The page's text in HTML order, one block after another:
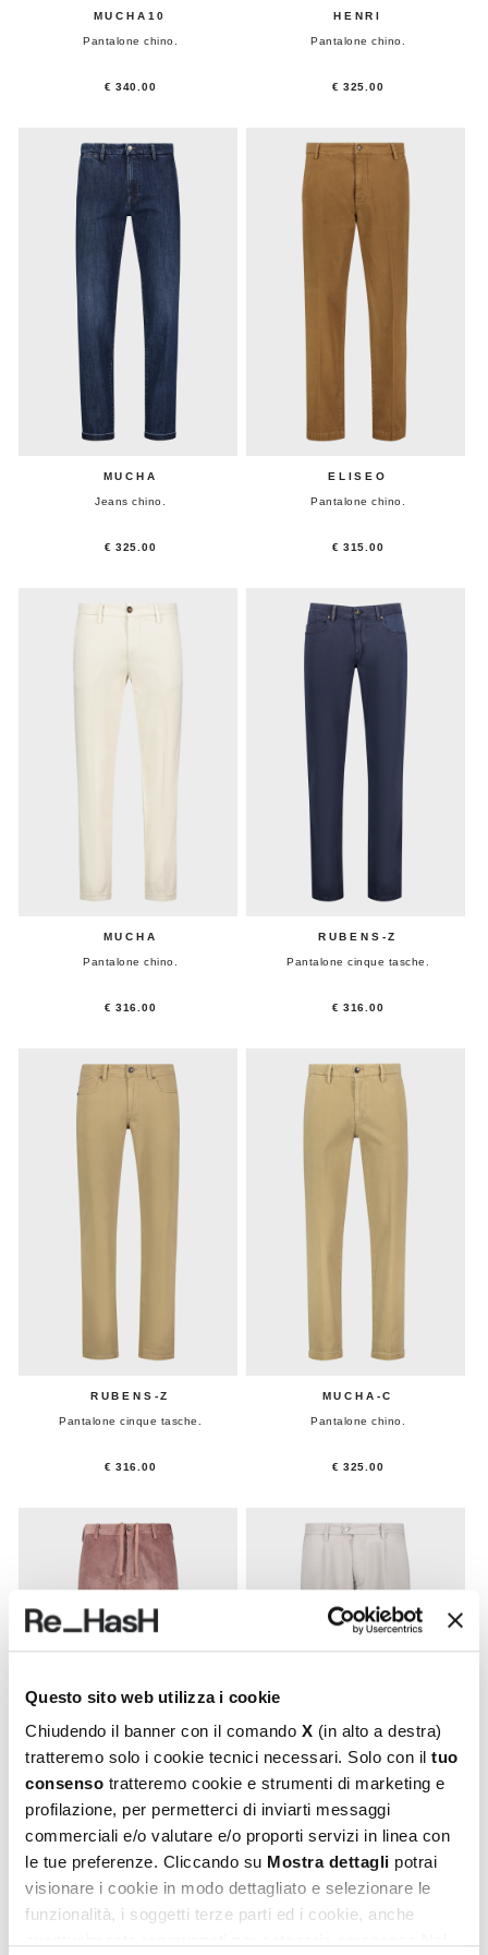
Questo sito web utilizza i cookie
Chiudendo il banner con il comando X (in alto a destra)
tratteremo solo i cookie tecnici necessari. Solo con il tuo
consenso tratteremo cookie e strumenti di marketing e
profilazione, per permetterci di inviarti messaggi
commerciali e/o valutare e/o proporti servizi in linea con
le tue preferenze. Cliccando su Mostra dettagli potrai
visionare i cookie in modo dettagliato e selezionare le
funzionalità, i soggetti terze parti ed i cookie, anche
MUCHA10
Pantalone chino.
€ 340.00
HENRI
Pantalone chino.
€ 325.00
MUCHA
Jeans chino.
€ 325.00
ELISEO
Pantalone chino.
€ 315.00
MUCHA
Pantalone chino.
€ 316.00
RUBENS-Z
Pantalone cinque tasche.
€ 316.00
RUBENS-Z
Pantalone cinque tasche.
€ 316.00
MUCHA-C
Pantalone chino.
€ 325.00
DEREK
Pantalone.
SANTOS
Pantalone chino.